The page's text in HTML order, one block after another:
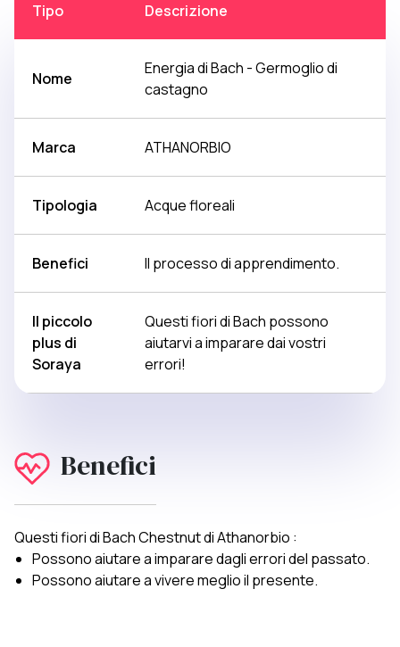
Tipo Descrizione
Nome
Energia di Bach - Germoglio di
castagno
Marca ATHANORBIO
Tipologia Acque floreali
Benefici Il processo di apprendimento.
Il piccolo
plus di
Soraya
Questi fiori di Bach possono
aiutarvi a imparare dai vostri
errori!
Benefici
Questi fiori di Bach Chestnut di Athanorbio :
Possono aiutare a imparare dagli errori del passato.
Possono aiutare a vivere meglio il presente.